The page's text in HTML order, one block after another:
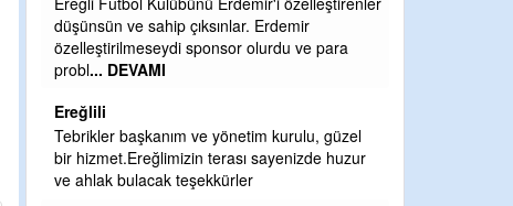
ve para
güzel
huzur
Şaban yavuz
Mekanı cennet olsun kederli ailesine Rabbim
Sabri Celil ihsan eylesin
Günaydın hayırlı sabahlar dilerim
H BakiYüksel